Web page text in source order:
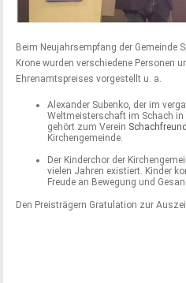
Beim Neujahrsempfang der Gemeinde
Krone wurden verschiedene Personen
Ehrenamtspreises vorgestellt u. a.
Alexander Subenko, der im
Weltmeisterschaft im Schach
gehört zum Verein
Kirchengemeinde.
Der Kinderchor der
vielen Jahren existiert. Kinder
Freude an Bewegung und
Den Preisträgern Gratulation zur